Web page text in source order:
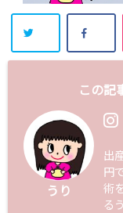
この記
うり
出
円
術
る